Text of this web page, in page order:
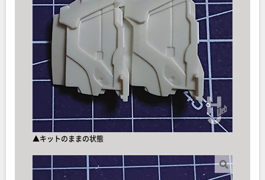
▲キットのままの状態